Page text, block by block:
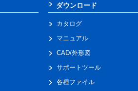
ダウンロード
カタログ
マニュアル
CAD/外形図
サポートツール
各種ファイル